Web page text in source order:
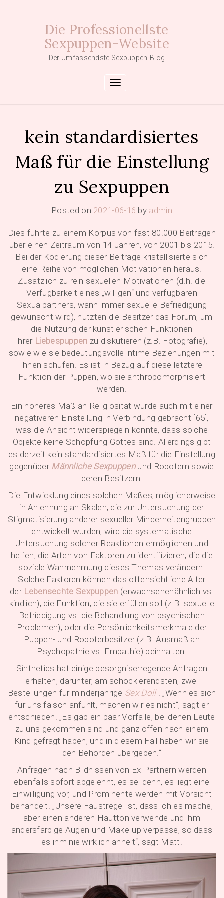
Die Professionellste
Sexpuppen-Website
Der Umfassendste Sexpuppen-Blog
Toggle navigation
kein standardisiertes
Maß für die Einstellung
zu Sexpuppen
Posted on 2021-06-16 by admin
Dies führte zu einem Korpus von fast 80.000 Beiträgen
über einen Zeitraum von 14 Jahren, von 2001 bis 2015.
Bei der Kodierung dieser Beiträge kristallisierte sich
eine Reihe von möglichen Motivationen heraus.
Zusätzlich zu rein sexuellen Motivationen (d.h. die
Verfügbarkeit eines „willigen“ und verfügbaren
Sexualpartners, wann immer sexuelle Befriedigung
gewünscht wird), nutzten die Besitzer das Forum, um
die Nutzung der künstlerischen Funktionen
ihrer Liebespuppen zu diskutieren (z.B. Fotografie),
sowie wie sie bedeutungsvolle intime Beziehungen mit
ihnen schufen. Es ist in Bezug auf diese letztere
Funktion der Puppen, wo sie anthropomorphisiert
werden.
Ein höheres Maß an Religiosität wurde auch mit einer
negativeren Einstellung in Verbindung gebracht [65],
was die Ansicht widerspiegeln könnte, dass solche
Objekte keine Schöpfung Gottes sind. Allerdings gibt
es derzeit kein standardisiertes Maß für die Einstellung
gegenüber Männliche Sexpuppenund Robotern sowie
deren Besitzern.
Die Entwicklung eines solchen Maßes, möglicherweise
in Anlehnung an Skalen, die zur Untersuchung der
Stigmatisierung anderer sexueller Minderheitengruppen
entwickelt wurden, wird die systematische
Untersuchung solcher Reaktionen ermöglichen und
helfen, die Arten von Faktoren zu identifizieren, die die
soziale Wahrnehmung dieses Themas verändern.
Solche Faktoren können das offensichtliche Alter
der Lebensechte Sexpuppen (erwachsenenähnlich vs.
kindlich), die Funktion, die sie erfüllen soll (z.B. sexuelle
Befriedigung vs. die Behandlung von psychischen
Problemen), oder die Persönlichkeitsmerkmale der
Puppen- und Roboterbesitzer (z.B. Ausmaß an
Psychopathie vs. Empathie) beinhalten.
Sinthetics hat einige besorgniserregende Anfragen
erhalten, darunter, am schockierendsten, zwei
Bestellungen für minderjährige Sex Doll. „Wenn es sich
für uns falsch anfühlt, machen wir es nicht“, sagt er
entschieden. „Es gab ein paar Vorfälle, bei denen Leute
zu uns gekommen sind und ganz offen nach einem
Kind gefragt haben, und in diesem Fall haben wir sie
den Behörden übergeben.“
Anfragen nach Bildnissen von Ex-Partnern werden
ebenfalls sofort abgelehnt, es sei denn, es liegt eine
Einwilligung vor, und Prominente werden mit Vorsicht
behandelt. „Unsere Faustregel ist, dass ich es mache,
aber einen anderen Hautton verwende und ihm
andersfarbige Augen und Make-up verpasse, so dass
es ihm nie wirklich ähnelt“, sagt Matt.